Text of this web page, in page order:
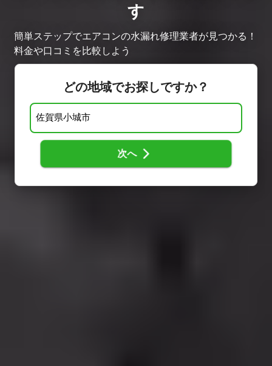
す
簡単ステップでエアコンの水漏れ修理業者が見つかる！
料金や口コミを比較しよう
どの地域でお探しですか？
次へ